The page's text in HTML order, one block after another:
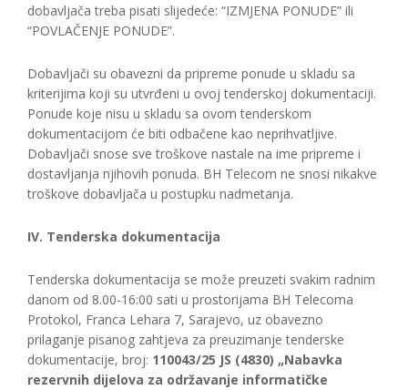
dobavljača treba pisati slijedeće: “IZMJENA PONUDE” ili
“POVLAČENJE PONUDE”.
Dobavljači su obavezni da pripreme ponude u skladu sa
kriterijima koji su utvrđeni u ovoj tenderskoj dokumentaciji.
Ponude koje nisu u skladu sa ovom tenderskom
dokumentacijom će biti odbačene kao neprihvatljive.
Dobavljači snose sve troškove nastale na ime pripreme i
dostavljanja njihovih ponuda. BH Telecom ne snosi nikakve
troškove dobavljača u postupku nadmetanja.
IV. Tenderska dokumentacija
Tenderska dokumentacija se može preuzeti svakim radnim
danom od 8.00-16:00 sati u prostorijama BH Telecoma
Protokol, Franca Lehara 7, Sarajevo, uz obavezno
prilaganje pisanog zahtjeva za preuzimanje tenderske
dokumentacije, broj: 110043/25 JS (4830) „Nabavka
rezervnih dijelova za održavanje informatičke